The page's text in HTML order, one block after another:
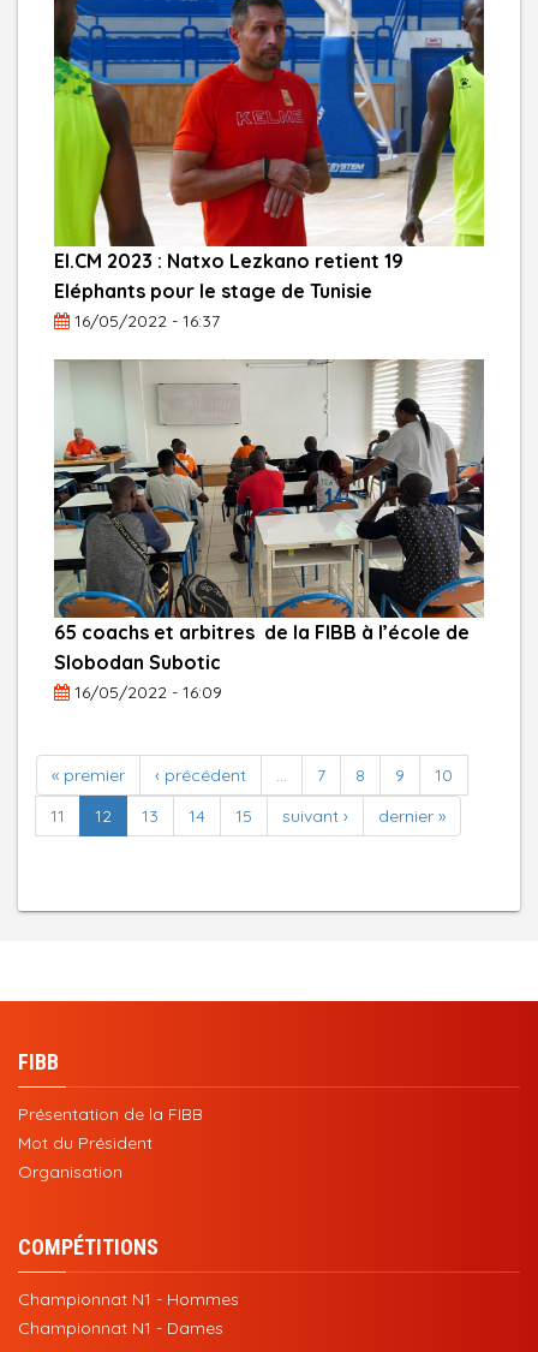
El.CM 2023 : Natxo Lezkano retient 19
Eléphants pour le stage de Tunisie
16/05/2022 - 16:37
65 coachs et arbitres de la FIBB à l’école de
Slobodan Subotic
16/05/2022 - 16:09
« premier ‹ précédent 7 8 9
10
11
12 13 14 15 suivant › dernier »
FIBB
Présentation de la FIBB
Mot du Président
Organisation
COMPÉTITIONS
Championnat N1 - Hommes
Championnat N1 - Dames